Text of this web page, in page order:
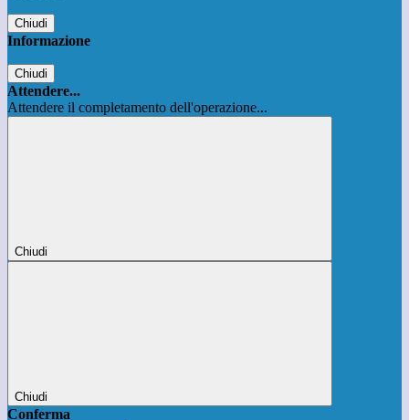
Chiudi
Informazione
Chiudi
Attendere...
Attendere il completamento dell'operazione...
Chiudi
Chiudi
Conferma